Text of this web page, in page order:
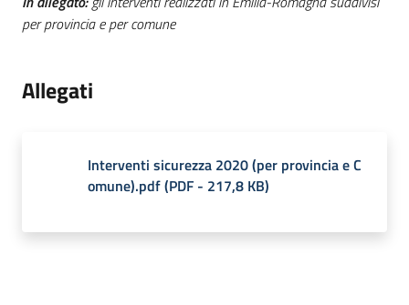
per provincia e per comune
Allegati
Interventi sicurezza 2020 (per provincia e C
omune).pdf(PDF - 217,8 KB)